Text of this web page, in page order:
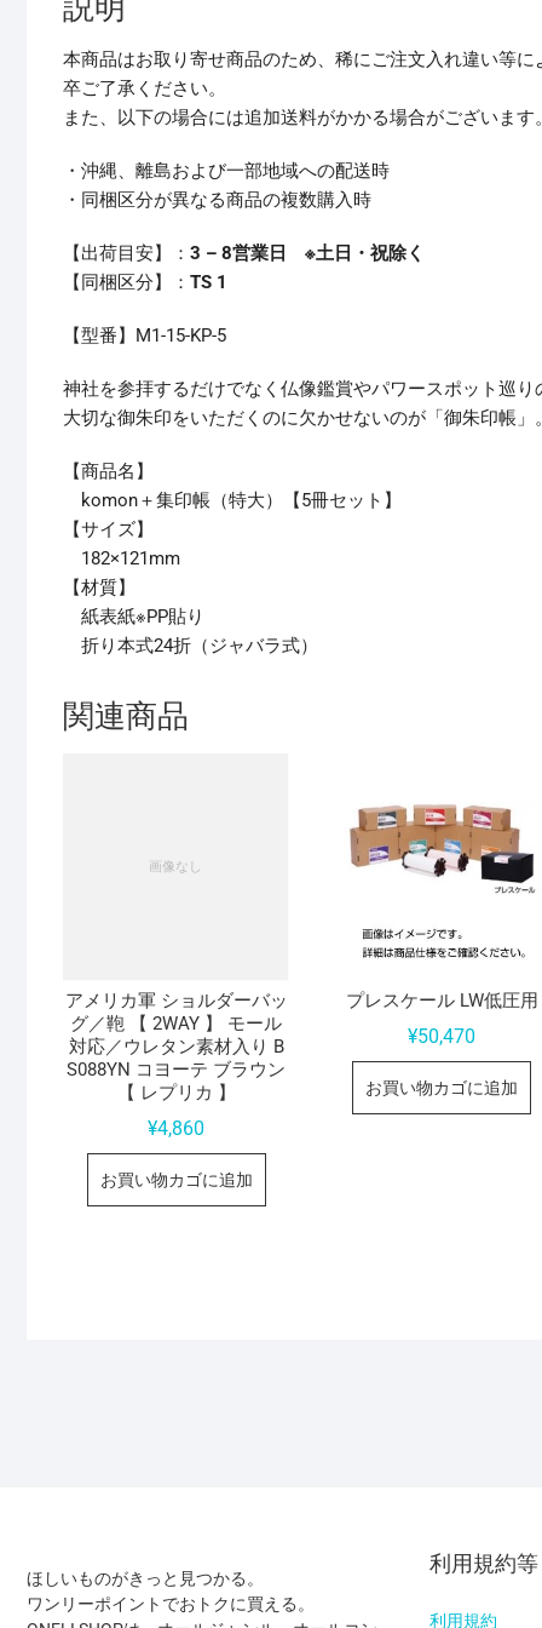
説明
本商品はお取り寄せ商品のため、稀にご注文入れ違い等
卒ご了承ください。
また、以下の場合には追加送料がかかる場合がございます
・沖縄、離島および一部地域への配送時
・同梱区分が異なる商品の複数購入時
【出荷目安】： 3 – 8営業日 ※土日・祝除く
【同梱区分】： TS 1
【型番】M1-15-KP-5
神社を参拝するだけでなく仏像鑑賞やパワースポット巡
大切な御朱印をいただくのに欠かせないのが「御朱印帳
【商品名】
komon＋集印帳（特大）【5冊セット】
【サイズ】
182×121mm
【材質】
紙表紙※PP貼り
折り本式24折（ジャバラ式）
関連商品
アメリカ軍 ショルダーバッ
グ／鞄 【 2WAY 】 モール
対応／ウレタン素材入り B
S088YN コヨーテ ブラウン
【 レプリカ 】
¥4,860
お買い物カゴに追加
プレスケール LW低圧用
¥50,470
お買い物カゴに追加
ほしいものがきっと見つかる。
ワンリーポイントでおトクに買える。
利用規約
利用規約